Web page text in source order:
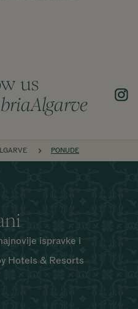
us
PONUDE
ispravke i
Hotels & Resorts